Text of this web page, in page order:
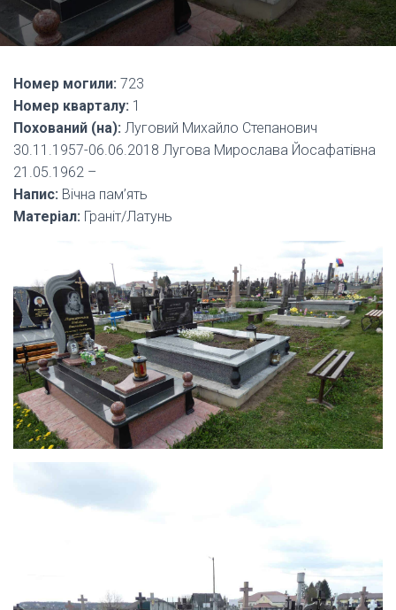
Ц
І
Номер могили: 723
Номер кварталу: 1
Похований (на): Луговий Михайло Степанович
30.11.1957-06.06.2018 Лугова Мирослава Йосафатівна
21.05.1962 –
Напис: Вічна пам’ять
Матеріал: Граніт/Латунь